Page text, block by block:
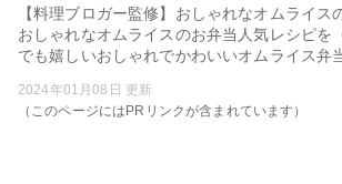
【料理ブロガー監修】おしゃれなオムライ
おしゃれなオムライスのお弁当人気レシピを
でも嬉しいおしゃれでかわいいオムライス弁
2024年01月08日 更新
（このページにはPRリンクが含まれています）